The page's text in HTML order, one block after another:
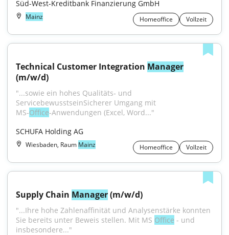
Süd-West-Kreditbank Finanzierung GmbH
Mainz Homeoffice Vollzeit
Technical Customer Integration Manager
(m/w/d)
"...sowie ein hohes Qualitäts‑ und
ServicebewusstseinSicherer Umgang mit
MS‑Office‑Anwendungen (Excel, Word..."
SCHUFA Holding AG
Wiesbaden, Raum Mainz Homeoffice Vollzeit
Supply Chain Manager (m/w/d)
"...Ihre hohe Zahlenaffinität und Analysenstärke konnten
Sie bereits unter Beweis stellen. Mit MS Office - und
insbesondere..."